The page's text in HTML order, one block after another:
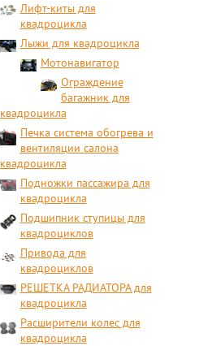
Лифт-киты для
квадроцикла
Лыжи для квадроцикла
Мотонавигатор
Ограждение
багажник для
квадроцикла
Печка система обогрева и
вентиляции салона
квадроцикла
Подножки пассажира для
квадроцикла
Подшипник ступицы для
квадроциклов
Привода для
квадроциклов
РЕШЕТКА РАДИАТОРА для
квадроцикла
Расширители колес для
квадроцикла